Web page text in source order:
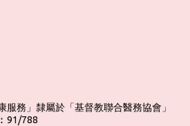
服務」隸屬於「基督教聯合醫務協會」
788